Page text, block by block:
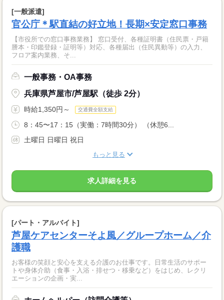
[一般派遣]
官公庁＊駅直結の好立地！長期×安定窓口事務
【市役所での窓口事務業務】 窓口受付、各種証明書（住民票・戸籍
謄本・印鑑登録・証明等）対応、各種届出（住民異動等）の入力、
フロア案内業務、そ...
一般事務・OA事務
兵庫県芦屋市/芦屋駅（徒歩 2分）
時給1,350円～ 交通費全額支給
8：45〜17：15（実働：7時間30分） （休憩6...
土曜日 日曜日 祝日
もっと見る
求人詳細を見る
[パート・アルバイト]
芦屋ケアセンターそよ風／グループホーム／介
護職
お客様の笑顔と安心を支える介護のお仕事です。日常生活のサポー
トや身体介助（食事・入浴・排せつ・移乗など）をはじめ、レクリ
エーションの企画・実...